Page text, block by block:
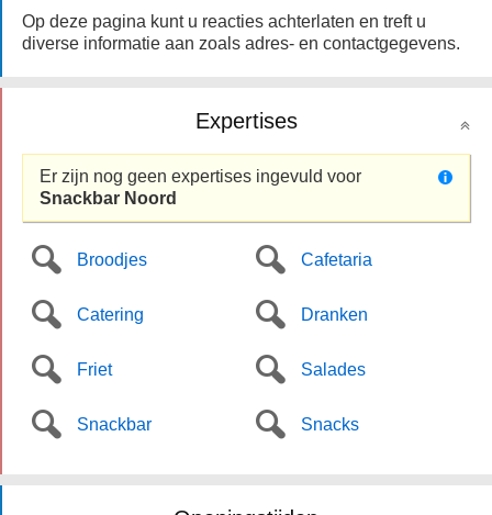
Op deze pagina kunt u reacties achterlaten en treft u
diverse informatie aan zoals adres- en contactgegevens.
Expertises
Er zijn nog geen expertises ingevuld voor
Snackbar Noord
Broodjes Cafetaria
Catering Dranken
Friet Salades
Snackbar Snacks